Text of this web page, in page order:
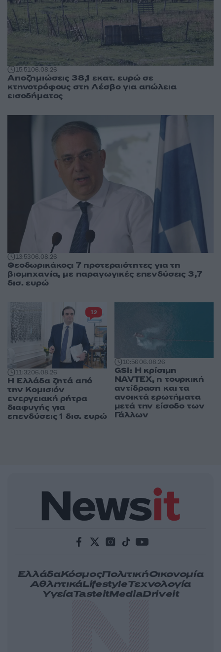
15:5106.08.26
Αποζημιώσεις 38,1 εκατ. ευρώ σε
κτηνοτρόφους στη Λέσβο για απώλεια
εισοδήματος
13:5306.08.26
Θεοδωρικάκος: 7 προτεραιότητες για τη
βιομηχανία, με παραγωγικές επενδύσεις 3,7
δισ. ευρώ
11:3206.08.26
Η Ελλάδα ζητά από
την Κομισιόν
ενεργειακή ρήτρα
διαφυγής για
επενδύσεις 1 δισ. ευρώ
12
10:5606.08.26
GSI: Η κρίσιμη
NAVTEX, η τουρκική
αντίδραση και τα
ανοικτά ερωτήματα
μετά την είσοδο των
Γάλλων
ΕλλάδαΚόσμοςΠολιτικήΟικονομία
ΑθλητικάLifestyleΤεχνολογία
ΥγείαTasteitMediaDriveit